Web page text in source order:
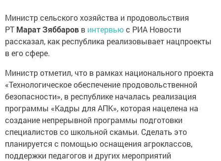
Министр сельского хозяйства и продовольствия
РТ Марат Зяббаров в интервьюс РИА Новости
рассказал, как республика реализовывает нацпроекты
в его сфере.
Министр отметил, что в рамках национального проекта
«Технологическое обеспечение продовольственной
безопасности», в республике началась реализация
программы «Кадры для АПК», которая нацелена на
создание непрерывной программы подготовки
специалистов со школьной скамьи. Сделать это
планируется с помощью оснащения агроклассов,
поддержки педагогов и других мероприятий